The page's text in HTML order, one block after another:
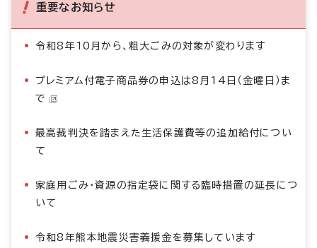
重要なお知らせ
令和8年10月から、粗大ごみの対象が変わります
プレミアム付電子商品券の申込は8月14日（金曜日）ま
で
最高裁判決を踏まえた生活保護費等の追加給付につい
て
家庭用ごみ・資源の指定袋に関する臨時措置の延長につ
いて
令和8年熊本地震災害義援金を募集しています